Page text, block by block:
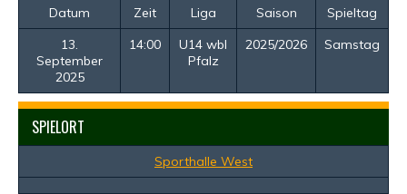
Datum Zeit Liga Saison
Spieltag
13.
September
2025
14:00
U14 wbl
Pfalz
2025/2026 Samstag
SPIELORT
Sporthalle West